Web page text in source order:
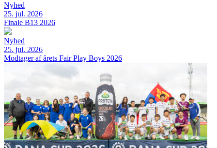
Nyhed
25. jul. 2026
Finale B13 2026
Nyhed
25. jul. 2026
Modtager af årets Fair Play Boys 2026